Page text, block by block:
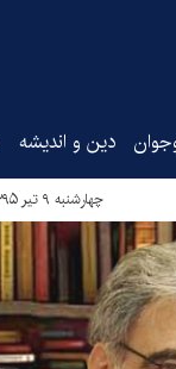
دین و اندیشه
چهارشنبه ۹ تیر ۱۳۹۵ - ۲۳:۲۱